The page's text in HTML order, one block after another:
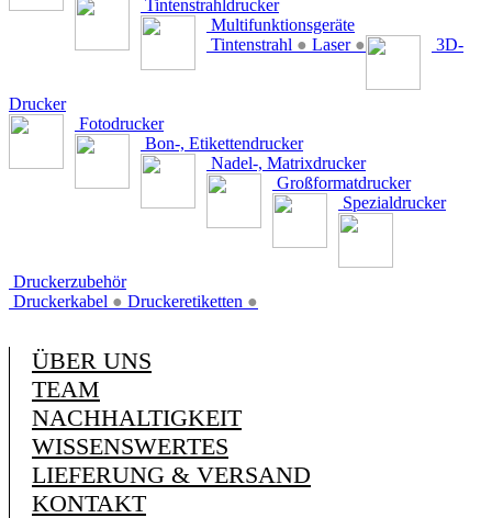
Tintenstrahldrucker
Multifunktionsgeräte
Tintenstrahl ● Laser ● 3D-
Drucker
Fotodrucker
Bon-, Etikettendrucker
Nadel-, Matrixdrucker
Großformatdrucker
Spezialdrucker
Druckerzubehör
Druckerkabel ● Druckeretiketten ●
ÜBER UNS
TEAM
NACHHALTIGKEIT
WISSENSWERTES
LIEFERUNG & VERSAND
KONTAKT